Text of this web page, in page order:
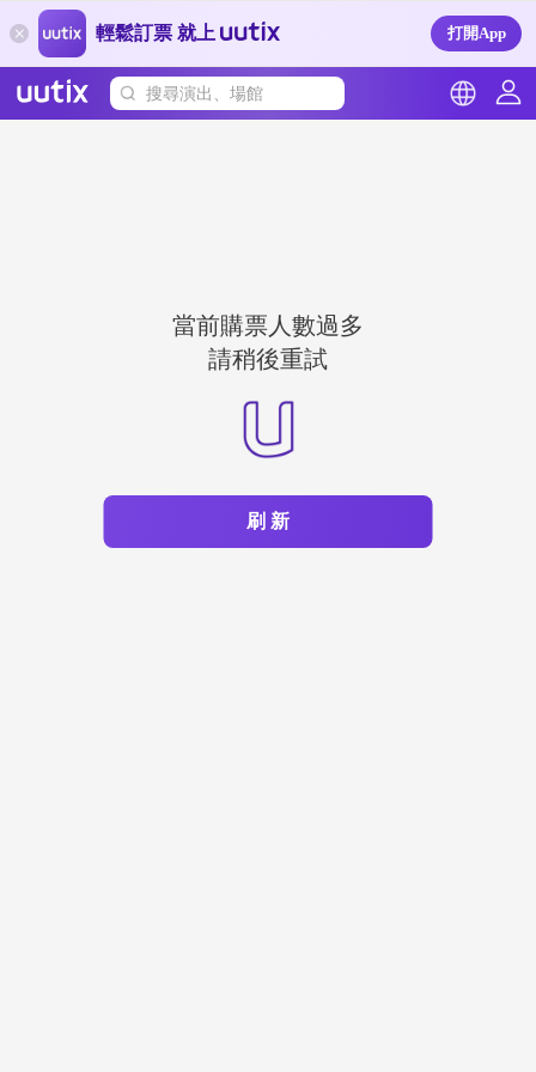
輕鬆訂票 就上 打開App
搜尋演出、場館
當前購票人數過多
請稍後重試
刷 新